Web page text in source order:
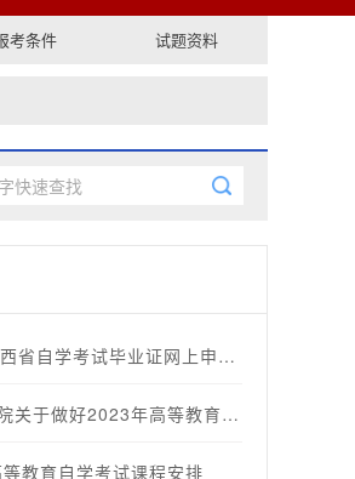
考条件 试题资料
2020-2021年陕西省自学考试毕业证网上申办工作的通知
陕西省教育考试院关于做好2023年高等教育自学考试报名工作的通知
教育自学考试课程安排